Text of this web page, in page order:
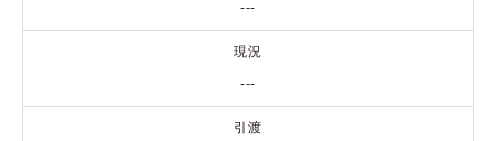
---
現況
---
引渡